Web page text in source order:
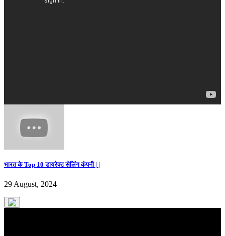
भारत के Top 10 डायरेक्ट सेलिंग कंपनी | |
29 August, 2024